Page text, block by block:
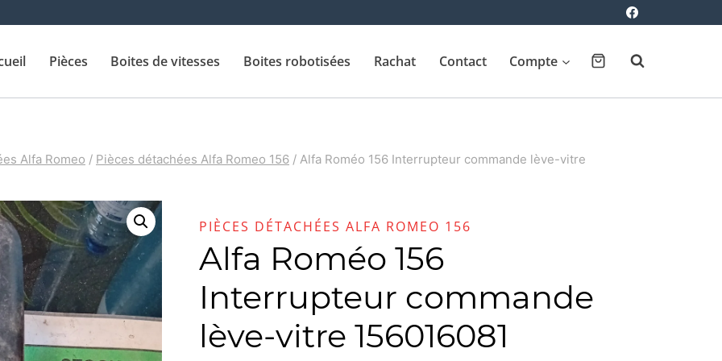
Pièces Boites de vitesses Boites robotisées Rachat Contact Compte
Alfa Romeo / Pièces détachées Alfa Romeo 156 / Alfa Roméo 156 Interrupteur commande lève-vitre
PIÈCES DÉTACHÉES ALFA ROMEO 156
Alfa Roméo 156
Interrupteur commande
lève-vitre 156016081